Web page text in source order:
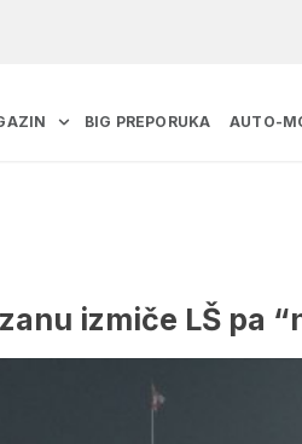
BIG PREPORUKA AUTO-
izmiče LŠ pa